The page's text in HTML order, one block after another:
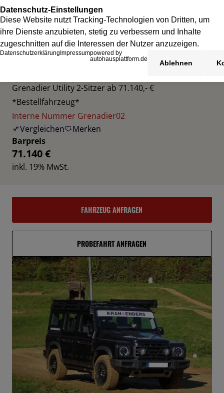
Grenadier Utility 2-Sitzer ab 71.140,- €
*Bestellfahrzeug*
Interne Nummer Grenadier02
Vergleichen
Merken
Barpreis
71.140 €
inkl. 19% MwSt.
FAHRZEUG ANFRAGEN
PROBEFAHRT ANFRAGEN